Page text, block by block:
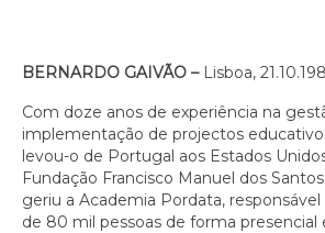
BERNARDO GAIVÃO – Lisboa,
Com doze anos de experiência na
implementação de projectos
levou-o de Portugal aos Estados
Fundação Francisco Manuel dos
geriu a Academia Pordata,
de 80 mil pessoas de forma presencial